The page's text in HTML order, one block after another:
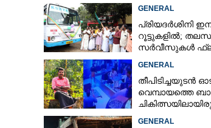
GENERAL
പ്രിയദർശിനി
റൂട്ടുകളിൽ;
സർവീസുകൾ
GENERAL
തീപിടിച്ചയുടൻ
വെമ്പായത്തെ
GENERAL